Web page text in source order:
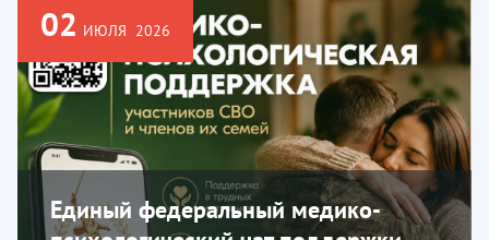
02 ИЮЛЯ 2026
Единый федеральный медико-